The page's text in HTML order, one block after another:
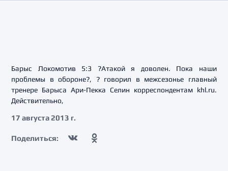
Барыс Локомотив 5:3 ?Атакой я доволен. Пока наши
проблемы в обороне?, ? говорил в межсезонье главный
тренере Барыса Ари-Пекка Селин корреспондентам khl.ru.
Действительно,
17 августа 2013 г.
Поделиться: